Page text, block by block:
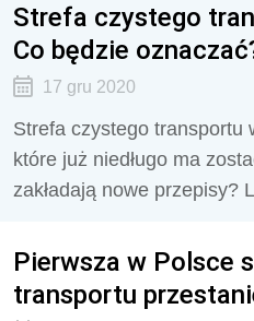
Strefa czystego
Co będzie
17 gru 2020
Strefa czystego transportu
które już niedługo ma
zakładają nowe przepisy?
Pierwsza w Polsce
transportu